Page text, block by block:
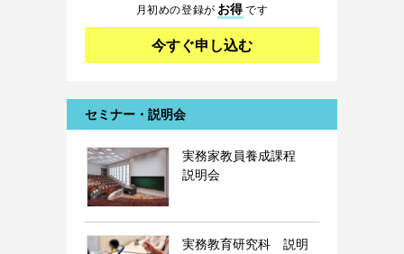
月初めの登録が お得です
今すぐ申し込む
セミナー・説明会
実務家教員養成課程
説明会
実務教育研究科 説明